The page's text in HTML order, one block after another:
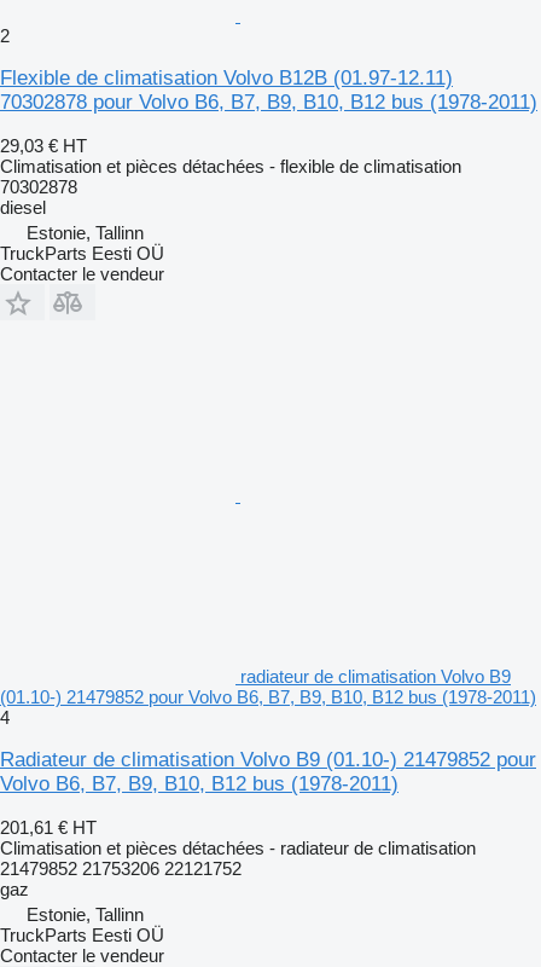
2
Flexible de climatisation Volvo B12B (01.97-12.11)
70302878 pour Volvo B6, B7, B9, B10, B12 bus (1978-2011)
29,03 € HT
Climatisation et pièces détachées - flexible de climatisation
70302878
diesel
Estonie, Tallinn
TruckParts Eesti OÜ
Contacter le vendeur
radiateur de climatisation Volvo B9
(01.10-) 21479852 pour Volvo B6, B7, B9, B10, B12 bus (1978-2011)
4
Radiateur de climatisation Volvo B9 (01.10-) 21479852 pour
Volvo B6, B7, B9, B10, B12 bus (1978-2011)
201,61 € HT
Climatisation et pièces détachées - radiateur de climatisation
21479852 21753206 22121752
gaz
Estonie, Tallinn
TruckParts Eesti OÜ
Contacter le vendeur